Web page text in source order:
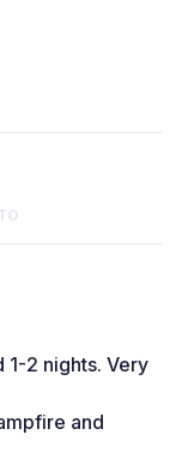
2 nights. Very
and